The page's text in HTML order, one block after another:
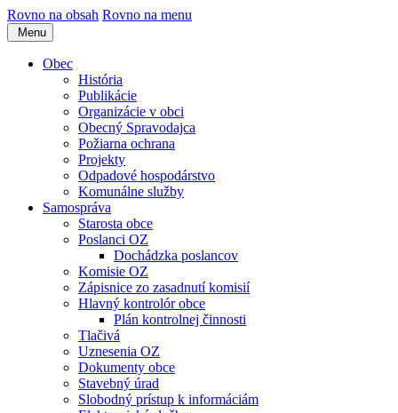
Rovno na obsah Rovno na menu
Menu
Obec
História
Publikácie
Organizácie v obci
Obecný Spravodajca
Požiarna ochrana
Projekty
Odpadové hospodárstvo
Komunálne služby
Samospráva
Starosta obce
Poslanci OZ
Dochádzka poslancov
Komisie OZ
Zápisnice zo zasadnutí komisií
Hlavný kontrolór obce
Plán kontrolnej činnosti
Tlačivá
Uznesenia OZ
Dokumenty obce
Stavebný úrad
Slobodný prístup k informáciám